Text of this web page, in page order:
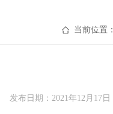
当前位置：
发布日期：2021年12月17日